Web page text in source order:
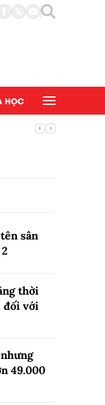
HỌC
sân
2
thời
đối với
49.000